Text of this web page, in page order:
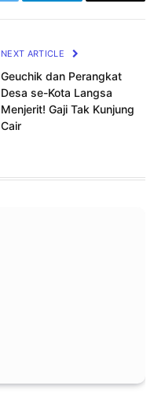
NEXT ARTICLE
Geuchik dan Perangkat
Desa se-Kota Langsa
Menjerit! Gaji Tak Kunjung
Cair